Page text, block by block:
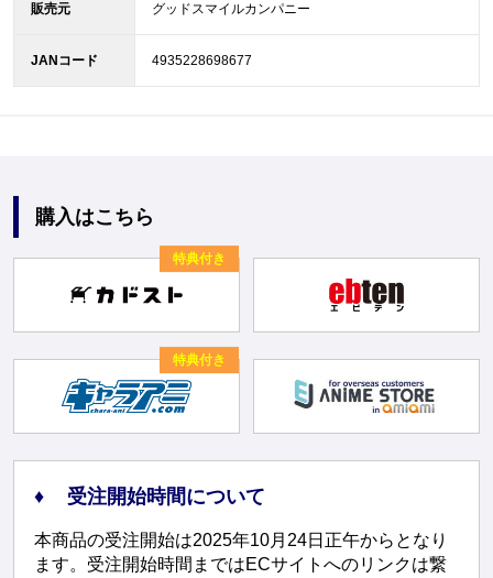
販売元 グッドスマイルカンパニー
JANコード 4935228698677
購入はこちら
特典付き
特典付き
受注開始時間について
本商品の受注開始は2025年10月24日正午からとなり
ます。受注開始時間まではECサイトへのリンクは繋